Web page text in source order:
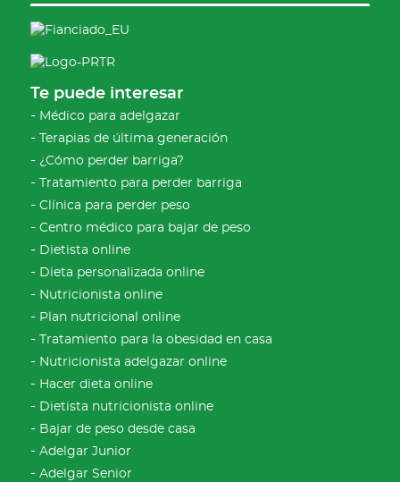
Te puede interesar
Médico para adelgazar
Terapias de última generación
¿Cómo perder barriga?
Tratamiento para perder barriga
Clínica para perder peso
Centro médico para bajar de peso
Dietista online
Dieta personalizada online
Nutricionista online
Plan nutricional online
Tratamiento para la obesidad en casa
Nutricionista adelgazar online
Hacer dieta online
Dietista nutricionista online
Bajar de peso desde casa
Adelgar Junior
Adelgar Senior